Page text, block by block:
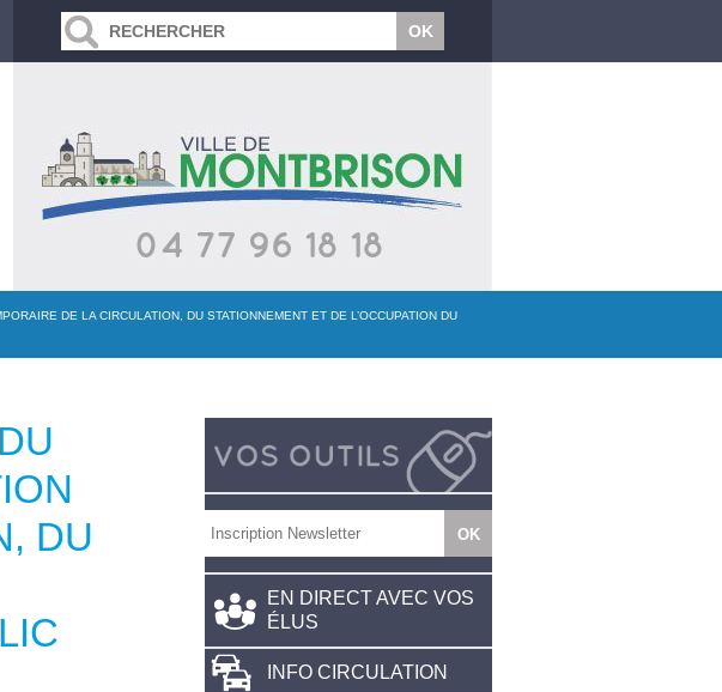
DE LA CIRCULATION, DU STATIONNEMENT ET DE L’OCCUPATION DU
DU
EN DIRECT AVEC VOS
ÉLUS
INFO CIRCULATION